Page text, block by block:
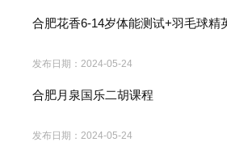
合肥花香6-14岁体能测试+羽毛球精
发布日期： 2024-05-24
合肥月泉国乐二胡课程
发布日期： 2024-05-24